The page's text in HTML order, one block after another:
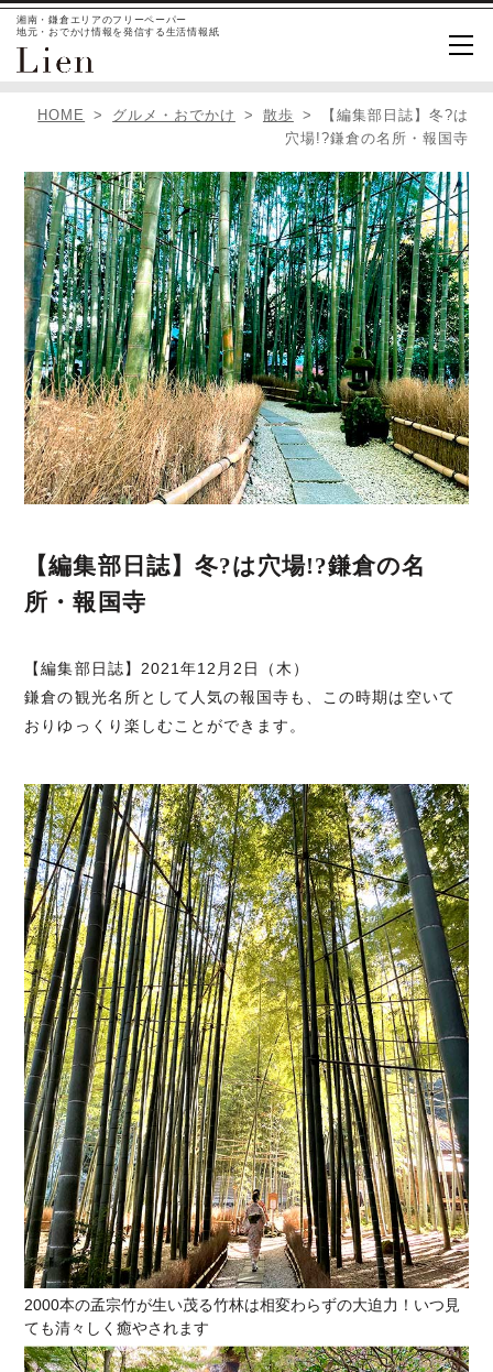
湘南・鎌倉エリアのフリーペーパー
地元・おでかけ情報を発信する生活情報紙
HOME グルメ・おでかけ 散歩
【編集部日誌】冬?は
穴場!?鎌倉の名所・報国寺
【編集部日誌】冬?は穴場!?鎌倉の名
所・報国寺
【編集部日誌】2021年12月2日（木）
鎌倉の観光名所として人気の報国寺も、この時期は空いて
おりゆっくり楽しむことができます。
2000本の孟宗竹が生い茂る竹林は相変わらずの大迫力！いつ見
ても清々しく癒やされます